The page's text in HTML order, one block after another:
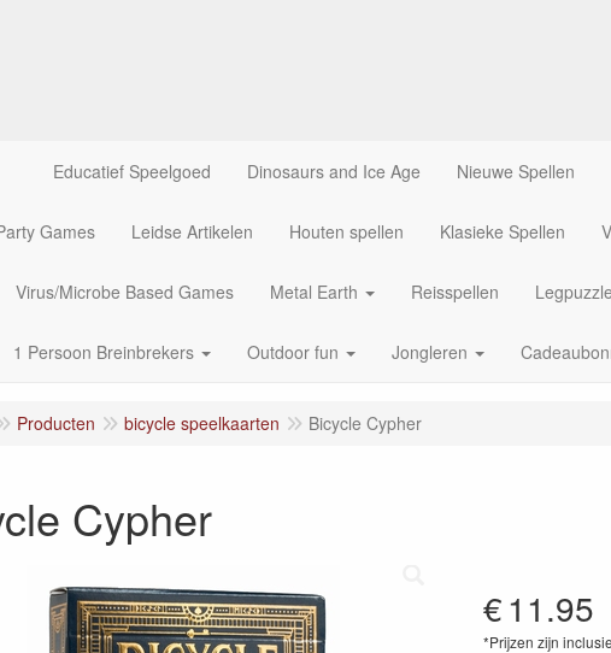
Educatief Speelgoed Dinosaurs and Ice Age Nieuwe Spellen
Games Leidse Artikelen Houten spellen Klasieke Spellen
Virus/Microbe Based Games Metal Earth Reisspellen
1 Persoon Breinbrekers Outdoor fun Jongleren
Producten bicycle speelkaarten Bicycle Cypher
Cypher
€11.95
*Prijzen zijn